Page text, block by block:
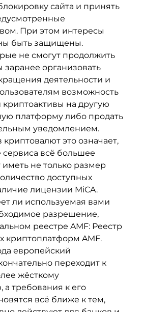
сайта и принять
При этом интересы
быть защищены.
не смогут продолжить
заранее организовать
деятельности и
возможность
криптоактивы на другую
платформу либо продать
уведомлением.
это означает,
всё большее
не только размер
доступных
лицензии MiCA.
ли используемая вами
разрешение,
реестре AMF: Реестр
криптоплатформ AMF.
европейский
переходит к
жёсткому
а требования к его
всё ближе к тем,